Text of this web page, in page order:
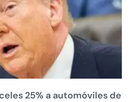
25% a automóviles de